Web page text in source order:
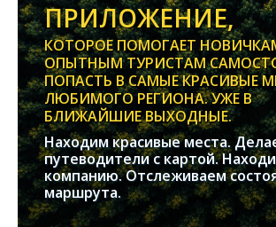
ПРИЛОЖЕНИЕ,
КОТОРОЕ ПОМОГАЕТ
ОПЫТНЫМ ТУРИСТАМ
ПОПАСТЬ В САМЫЕ КРАСИВЫЕ
ЛЮБИМОГО РЕГИОНА. УЖЕ В
БЛИЖАЙШИЕ ВЫХОДНЫЕ.
Находим красивые места.
путеводители с картой.
компанию. Отслеживаем
маршрута.